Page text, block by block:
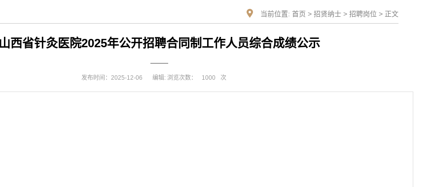
当前位置: 首页 > 招贤纳士 > 招聘岗位 > 正文
山西省针灸医院2025年公开招聘合同制工作人员综合成绩公示
——
发布时间：2025-12-06 编辑: 浏览次数： 1000 次